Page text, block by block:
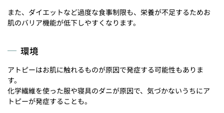
また、ダイエットなど過度な食事制限も、栄養が不足するためお
肌のバリア機能が低下しやすくなります。
環境
アトピーはお肌に触れるものが原因で発症する可能性もありま
す。
化学繊維を使った服や寝具のダニが原因で、気づかないうちにア
トピーが発症することも。